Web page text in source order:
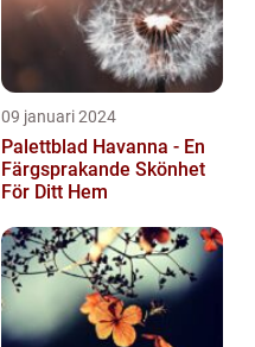
09 januari 2024
Palettblad Havanna - En
Färgsprakande Skönhet
För Ditt Hem